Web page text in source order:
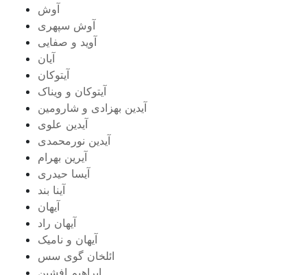
آوش
آوش سپهری
آوید و صفایی
آیان
آیتوکان
آیتوکان و ویناک
آیدین بهزادی و شارومین
آیدین علوی
آیدین نورمحمدی
آیرین بهرام
آیسا حیدری
آینا بند
آیهان
آیهان راد
آیهان و نامیک
ائلخان گوی سس
ابراهیم افشین